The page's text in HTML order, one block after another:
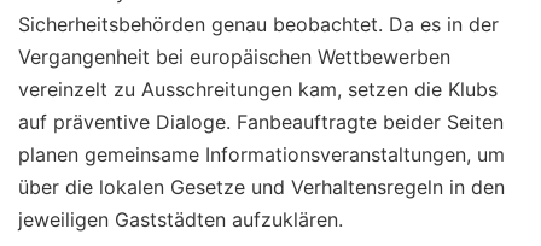
Sicherheitsbehörden genau beobachtet. Da es in der
Vergangenheit bei europäischen Wettbewerben
vereinzelt zu Ausschreitungen kam, setzen die Klubs
auf präventive Dialoge. Fanbeauftragte beider Seiten
planen gemeinsame Informationsveranstaltungen, um
über die lokalen Gesetze und Verhaltensregeln in den
jeweiligen Gaststädten aufzuklären.